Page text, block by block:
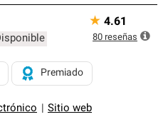
Sitio web
Premiado
★ 4.61
80 reseñas